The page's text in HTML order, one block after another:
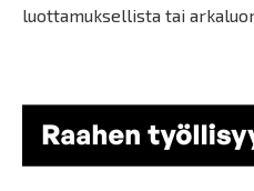
luottamuksellista tai